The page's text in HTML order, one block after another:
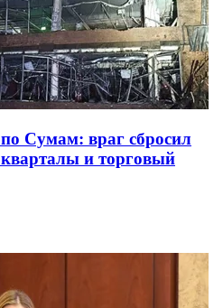
Сумам: враг сбросил
и торговый